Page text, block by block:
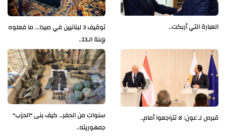
توقيف 3 لبنانيين في صيدا... ما فعلوه
بإبنة الـ13..
العبارة التي أربكت..
سنوات من الحفر… كيف بنى "الحزب"
جمهوريته..
قبرص لـ عون: لا تتراجعوا أمام..